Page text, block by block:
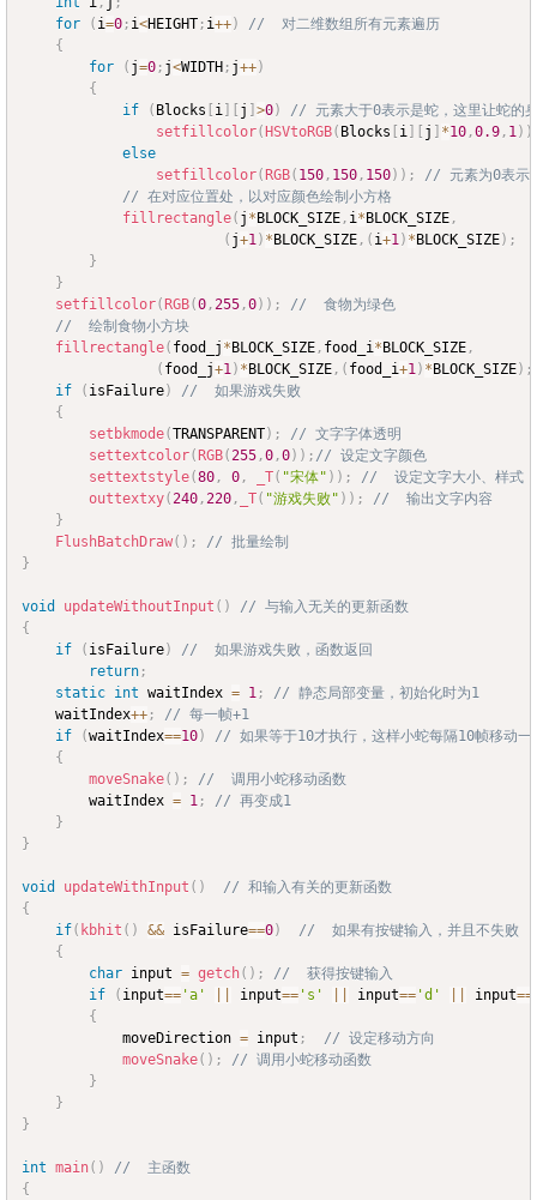
for
( i=0 ; i<HEIGHT ; i++)
//  对二维数组所有元素遍历
{
for
( j=0 ; j<WIDTH ; j++)
{
if
( Blocks i j >0)
// 元素大于0表示是蛇，这里让蛇的
setfillcolor( HSVtoRGB( Blocks i j *10 ,0.9 , 1) )
else
setfillcolor( RGB( 150 , 150 , 150) ) ;
// 元素为0表示
// 在对应位置处，以对应颜色绘制小方格
fillrectangle( j * BLOCK_SIZE , i* BLOCK_SIZE ,
( j+1) * BLOCK_SIZE , ( i+1) * BLOCK_SIZE) ;
}
}
setfillcolor( RGB(0 ,255 ,0) ) ;
//  食物为绿色
//  绘制食物小方块
fillrectangle( food_j * BLOCK_SIZE , food_i* BLOCK_SIZE ,
( food_j+1) * BLOCK_SIZE , ( food_i+1) * BLOCK_SIZE) ;
if
( isFailure)
//  如果游戏失败
{
setbkmode(TRANSPARENT) ;
// 文字字体透明
settextcolor( RGB(255 ,0 ,0) ) ; // 设定文字颜色
settextstyle(80 , 0 , _T( "宋体" ) ) ;
//  设定文字大小、样式
outtextxy(240 ,220 , _T( "游戏失败" ) ) ;
//  输出文字内容
}
FlushBatchDraw( ) ;
// 批量绘制
}
void updateWithoutInput ( )
// 与输入无关的更新函数
{
if
( isFailure)
//  如果游戏失败，函数返回
return ;
static int waitIndex = 1 ;
// 静态局部变量，初始化时为1
	waitIndex
++ ;
// 每一帧+1
if
(waitIndex==10)
// 如果等于10才执行，这样小蛇每隔10帧移动一
{
moveSnake( ) ;
//  调用小蛇移动函数
		waitIndex
= 1 ;
// 再变成1
}
}
void updateWithInput ( )
// 和输入有关的更新函数
{
if( kbhit ( ) && isFailure==0)
//  如果有按键输入，并且不失败
{
char input = getch( ) ;
//  获得按键输入
if
( input== 'a' input== 's' input== 'd' input==
{
			moveDirection
= input ;
// 设定移动方向
moveSnake( ) ;
// 调用小蛇移动函数
}
}
}
int main( )
//  主函数
{